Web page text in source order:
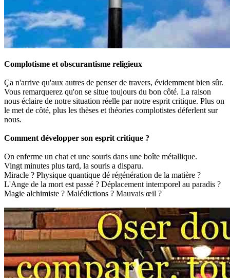
Complotisme et obscurantisme religieux
Ça n'arrive qu'aux autres de penser de travers, évidemment bien sûr.
Vous remarquerez qu'on se situe toujours du bon côté. La raison
nous éclaire de notre situation réelle par notre esprit critique. Plus on
le met de côté, plus les thèses et théories complotistes déferlent sur
nous.
Comment développer son esprit critique ?
On enferme un chat et une souris dans une boîte métallique.
Vingt minutes plus tard, la souris a disparu.
Miracle ? Physique quantique dé régénération de la matière ?
L'Ange de la mort est passé ? Déplacement intemporel au paradis ?
Magie alchimiste ? Malédictions ? Mauvais œil ?